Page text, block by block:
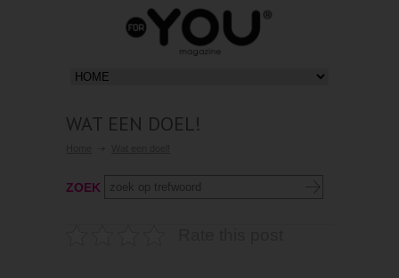
WAT EEN DOEL!
ZOEK